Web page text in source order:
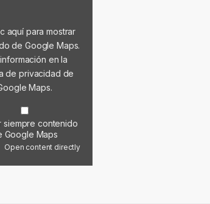
aquí para mostrar
de Google Maps.
en la
de privacidad de
Maps.
siempre contenido
Google Maps
Open content directly